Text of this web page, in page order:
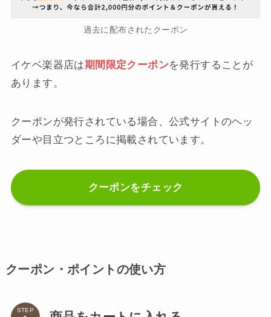
過去に配布されたクーポン
イケベ楽器店は期間限定クーポンを発行することが
あります。
クーポンが発行されている場合、公式サイトのヘッ
ダーや目立つところに掲載されています。
クーポンをチェック
クーポン・ポイントの使い方
STEP